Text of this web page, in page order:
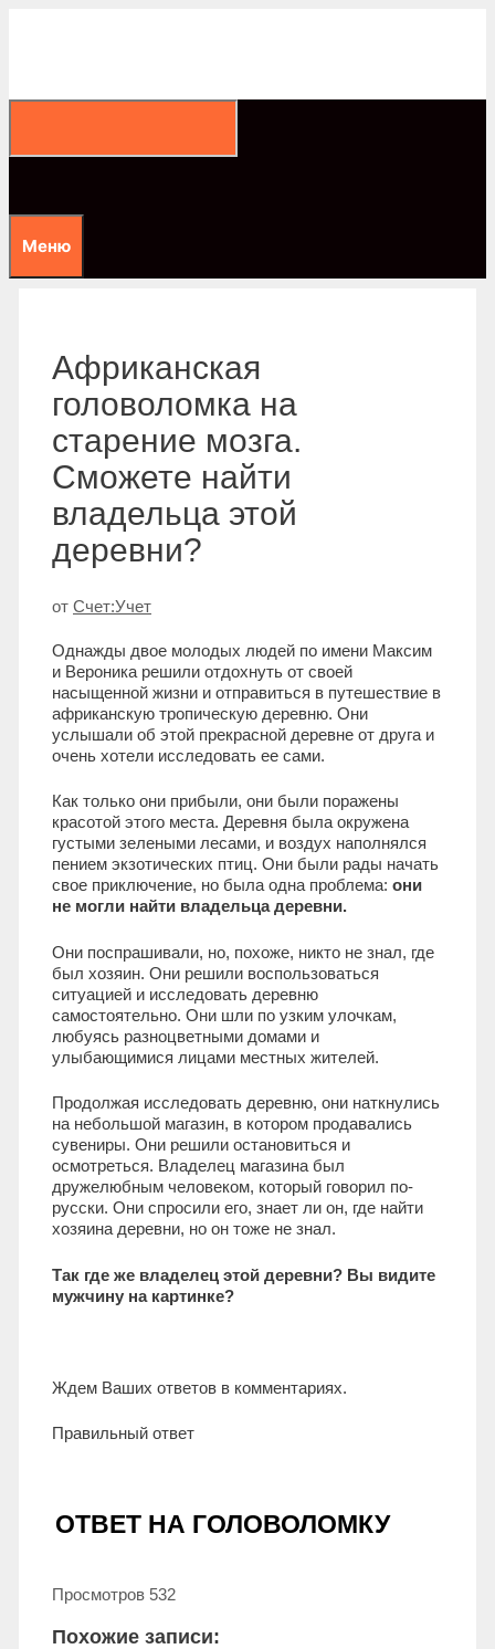
Меню
Африканская
головоломка на
старение мозга.
Сможете найти
владельца этой
деревни?
от Счет:Учет
Однажды двое молодых людей по имени Максим
и Вероника решили отдохнуть от своей
насыщенной жизни и отправиться в путешествие в
африканскую тропическую деревню. Они
услышали об этой прекрасной деревне от друга и
очень хотели исследовать ее сами.
Как только они прибыли, они были поражены
красотой этого места. Деревня была окружена
густыми зелеными лесами, и воздух наполнялся
пением экзотических птиц. Они были рады начать
свое приключение, но была одна проблема: они
не могли найти владельца деревни.
Они поспрашивали, но, похоже, никто не знал, где
был хозяин. Они решили воспользоваться
ситуацией и исследовать деревню
самостоятельно. Они шли по узким улочкам,
любуясь разноцветными домами и
улыбающимися лицами местных жителей.
Продолжая исследовать деревню, они наткнулись
на небольшой магазин, в котором продавались
сувениры. Они решили остановиться и
осмотреться. Владелец магазина был
дружелюбным человеком, который говорил по-
русски. Они спросили его, знает ли он, где найти
хозяина деревни, но он тоже не знал.
Так где же владелец этой деревни? Вы видите
мужчину на картинке?
Ждем Ваших ответов в комментариях.
Правильный ответ
ОТВЕТ НА ГОЛОВОЛОМКУ
Просмотров 532
Похожие записи: